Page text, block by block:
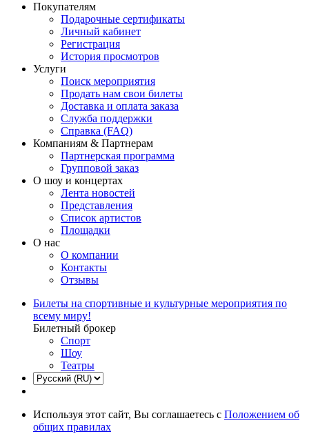
Покупателям
Подарочные сертификаты
Личный кабинет
Регистрация
История просмотров
Услуги
Поиск мероприятия
Продать нам свои билеты
Доставка и оплата заказа
Служба поддержки
Справка (FAQ)
Компаниям & Партнерам
Партнерская программа
Групповой заказ
О шоу и концертах
Лента новостей
Представления
Список артистов
Площадки
О нас
О компании
Контакты
Отзывы
Билеты на спортивные и культурные мероприятия по
всему миру!
Билетный брокер
Спорт
Шоу
Театры
Используя этот сайт, Вы соглашаетесь с Положением об
общих правилах